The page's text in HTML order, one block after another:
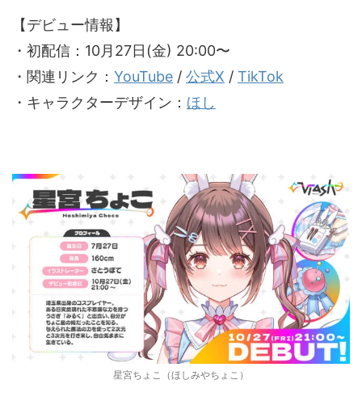
【デビュー情報】
・初配信：10月27日(金) 20:00〜
・関連リンク： YouTube / 公式X / TikTok
・キャラクターデザイン： ほし
星宮ちょこ（ほしみやちょこ）